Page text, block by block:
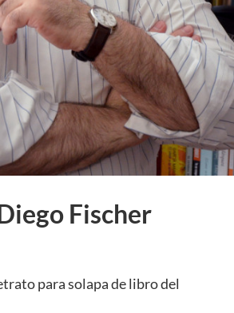
Fischer
para solapa de libro del